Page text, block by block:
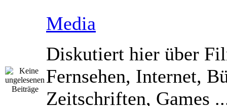
Media
Diskutiert hier über
Fernsehen, Internet,
Zeitschriften, Games